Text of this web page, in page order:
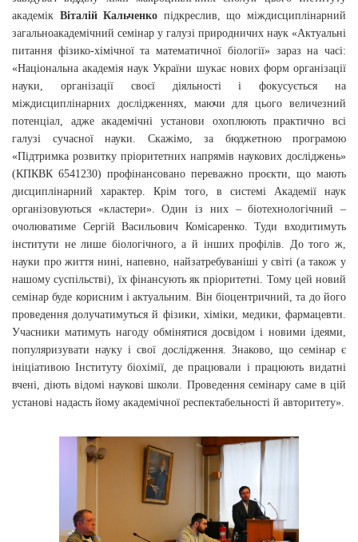
академік Віталій Кальченко підкреслив, що міждисциплінарний
загальноакадемічний семінар у галузі природничих наук «Актуальні
питання фізико-хімічної та математичної біології» зараз на часі:
«Національна академія наук України шукає нових форм організації
науки, організації своєї діяльності і фокусується на
міждисциплінарних дослідженнях, маючи для цього величезний
потенціал, адже академічні установи охоплюють практично всі
галузі сучасної науки. Скажімо, за бюджетною програмою
«Підтримка розвитку пріоритетних напрямів наукових досліджень»
(КПКВК 6541230) профінансовано переважно проєкти, що мають
дисциплінарний характер. Крім того, в системі Академії наук
організовуються «кластери». Один із них – біотехнологічний –
очолюватиме Сергій Васильович Комісаренко. Туди входитимуть
інститути не лише біологічного, а й інших профілів. До того ж,
науки про життя нині, напевно, найзатребуваніші у світі (а також у
нашому суспільстві), їх фінансують як пріоритетні. Тому цей новий
семінар буде корисним і актуальним. Він біоцентричний, та до його
проведення долучатимуться й фізики, хіміки, медики, фармацевти.
Учасники матимуть нагоду обмінятися досвідом і новими ідеями,
популяризувати науку і свої дослідження. Знаково, що семінар є
ініціативою Інституту біохімії, де працювали і працюють видатні
вчені, діють відомі наукові школи. Проведення семінару саме в цій
установі надасть йому академічної респектабельності й авторитету».